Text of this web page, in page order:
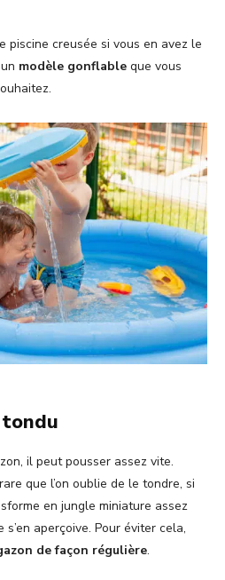
piscine creusée si vous en avez le
modèle gonflable que vous
il peut pousser assez vite.
que l’on oublie de le tondre, si
en jungle miniature assez
s’en aperçoive. Pour éviter cela,
de façon régulière.